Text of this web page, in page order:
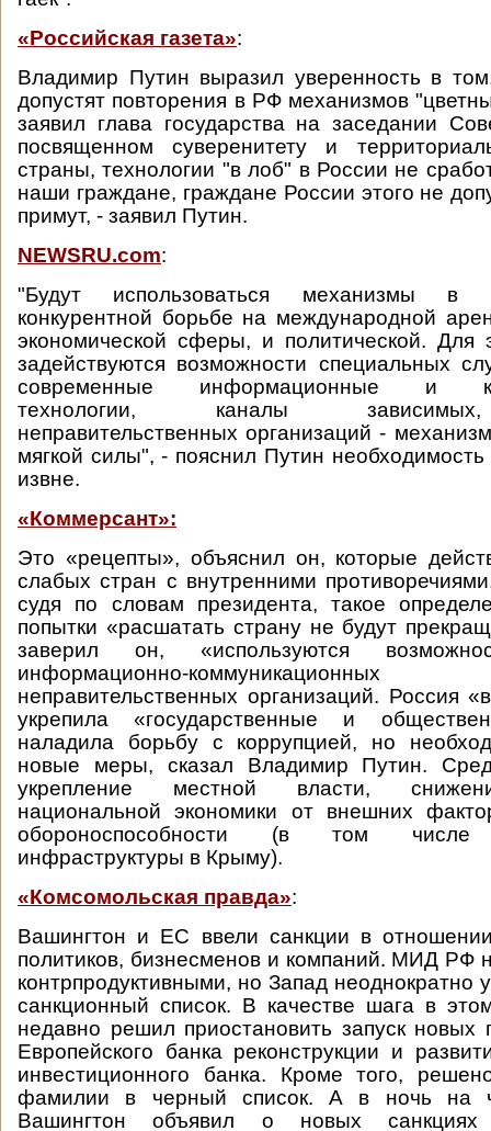
«Российская газета»:
Владимир Путин выразил уверенность в
допустят повторения в РФ механизмов
заявил глава государства на заседании
посвященном суверенитету и
страны, технологии "в лоб" в России не
наши граждане, граждане России этого не
примут, - заявил Путин.
NEWSRU.com:
"Будут использоваться механизмы в
конкурентной борьбе на международной
экономической сферы, и политической. Для
задействуются возможности специальных
современные информационные и
технологии, каналы
неправительственных организаций -
мягкой силы", - пояснил Путин
извне.
«Коммерсант»:
Это «рецепты», объяснил он, которые
слабых стран с внутренними
судя по словам президента, такое
попытки «расшатать страну не будут
заверил он, «используются
информационно-
неправительственных организаций. Россия
укрепила «государственные и
наладила борьбу с коррупцией, но
новые меры, сказал Владимир Путин.
укрепление местной власти,
национальной экономики от внешних
обороноспособности (в том числе
инфраструктуры в Крыму).
«Комсомольская правда»:
Вашингтон и ЕС ввели санкции в
политиков, бизнесменов и компаний. МИД РФ
контрпродуктивными, но Запад неоднократно
санкционный список. В качестве шага в
недавно решил приостановить запуск новых
Европейского банка реконструкции и
инвестиционного банка. Кроме того,
фамилии в черный список. А в ночь на
Вашингтон объявил о новых санкциях